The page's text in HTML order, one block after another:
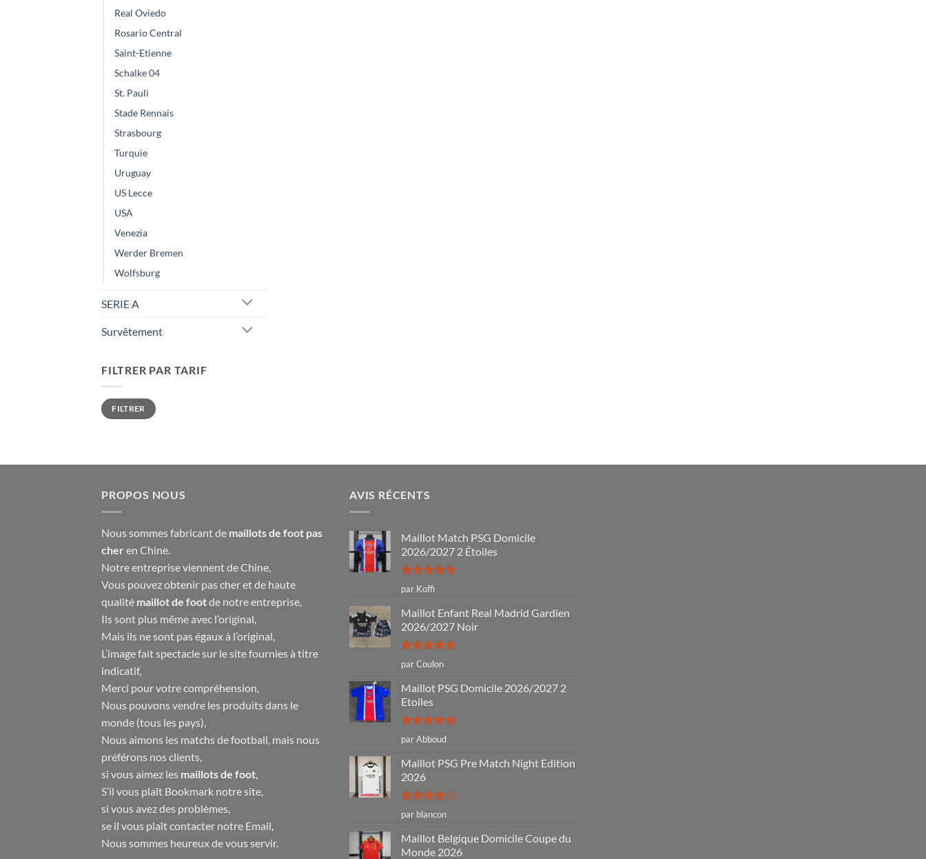
Real Oviedo
Rosario Central
Saint-Etienne
Schalke 04
St. Pauli
Stade Rennais
Strasbourg
Turquie
Uruguay
US Lecce
USA
Venezia
Werder Bremen
Wolfsburg
SERIE A
Survêtement
FILTRER PAR TARIF
Prix
min
Prix
maxFILTRER
PROPOS NOUS
Nous sommes fabricant de maillots de foot pas
cher en Chine.
Notre entreprise viennent de Chine,
Vous pouvez obtenir pas cher et de haute
qualité maillot de footde notre entreprise,
Ils sont plus même avec l’original,
Mais ils ne sont pas égaux à l’original,
L’image fait spectacle sur le site fournies à titre
indicatif,
Merci pour votre compréhension,
Nous pouvons vendre les produits dans le
monde (tous les pays),
Nous aimons les matchs de football, mais nous
préférons nos clients,
si vous aimez les maillots de foot
S’il vous plaît Bookmark notre site,
si vous avez des problèmes,
se il vous plaît contacter notre Email,
Nous sommes heureux de vous servir.
AVIS RÉCENTS
Maillot Match PSG Domicile
2026/2027 2 Étoiles
Note5sur
5
par Koffi
Maillot Enfant Real Madrid Gardien
2026/2027 Noir
Note5sur
5
par Coulon
Maillot PSG Domicile 2026/2027 2
Etoiles
Note5sur
5
par Abboud
Maillot PSG Pre Match Night Edition
2026
Note4
sur 5
par blancon
Maillot Belgique Domicile Coupe du
Monde 2026